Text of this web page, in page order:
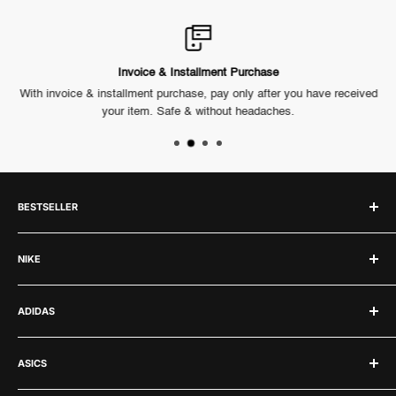
Invoice & Installment Purchase
With invoice & installment purchase, pay only after you have received
your item. Safe & without headaches.
BESTSELLER
Labubu
Jordan 1
Jordan 4
Jordan 3
Adidas Samba
Asics Gel 1130
NIKE
Nike
Air Force 1
Nike Dunk
Nike Air Max
Nike Kobe's
ADIDAS
Adidas
Adidas Yeezy
Yeezy 350
ASICS
Asics